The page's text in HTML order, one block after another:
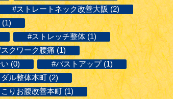
#ストレートネック改善大阪 (2)
#ストレッチ整体 (1)
クワーク腰痛 (1)
(0)
#バストアップ (1)
ル整体本町 (2)
りお腹改善本町 (1)